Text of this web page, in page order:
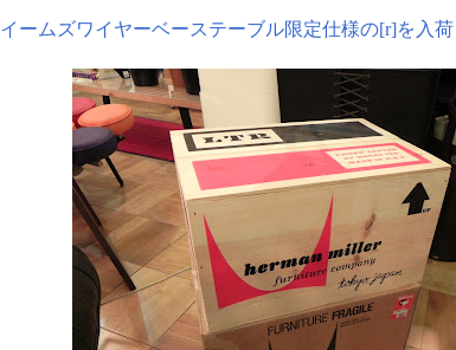
イームズワイヤーベーステーブル限定仕様の[r]を入荷